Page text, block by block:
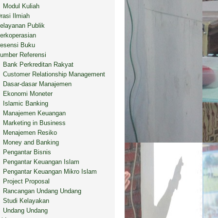
Modul Kuliah
Ilmiah
Publik
Buku
Referensi
Bank Perkreditan Rakyat
Customer Relationship Management
Dasar-dasar Manajemen
Ekonomi Moneter
Islamic Banking
Manajemen Keuangan
Marketing in Business
Menajemen Resiko
Money and Banking
Pengantar Bisnis
Pengantar Keuangan Islam
Pengantar Keuangan Mikro Islam
Project Proposal
Rancangan Undang Undang
Studi Kelayakan
Undang Undang